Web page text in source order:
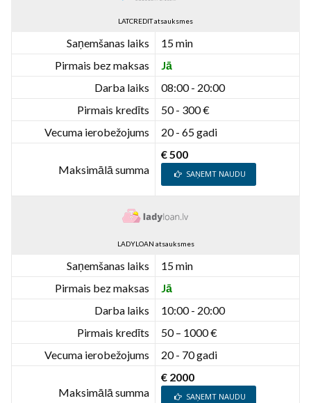
LATCREDIT atsauksmes
Saņemšanas laiks
15 min
Pirmais bez maksas
Jā
Darba laiks
08:00 - 20:00
Pirmais kredīts
50 - 300 €
Vecuma ierobežojums
20 - 65 gadi
Maksimālā summa
€ 500
SAŅEMT NAUDU
LADYLOAN atsauksmes
Saņemšanas laiks
15 min
Pirmais bez maksas
Jā
Darba laiks
10:00 - 20:00
Pirmais kredīts
50 – 1000 €
Vecuma ierobežojums
20 - 70 gadi
Maksimālā summa
€ 2000
SAŅEMT NAUDU